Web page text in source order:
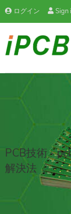
ログイン Sign
PCB技術 -
解決法